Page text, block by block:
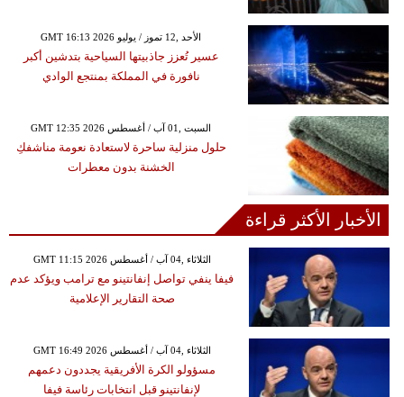
GMT 16:13 2026 الأحد ,12 تموز / يوليو
عسير تُعزز جاذبيتها السياحية بتدشين أكبر
نافورة في المملكة بمنتجع الوادي
GMT 12:35 2026 السبت ,01 آب / أغسطس
حلول منزلية ساحرة لاستعادة نعومة مناشفكِ
الخشنة بدون معطرات
الأخبار الأكثر قراءة
GMT 11:15 2026 الثلاثاء ,04 آب / أغسطس
فيفا ينفي تواصل إنفانتينو مع ترامب ويؤكد عدم
صحة التقارير الإعلامية
GMT 16:49 2026 الثلاثاء ,04 آب / أغسطس
مسؤولو الكرة الأفريقية يجددون دعمهم
لإنفانتينو قبل انتخابات رئاسة فيفا